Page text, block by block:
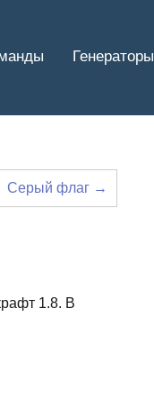
Генераторы
Серый флаг →
1.8. В